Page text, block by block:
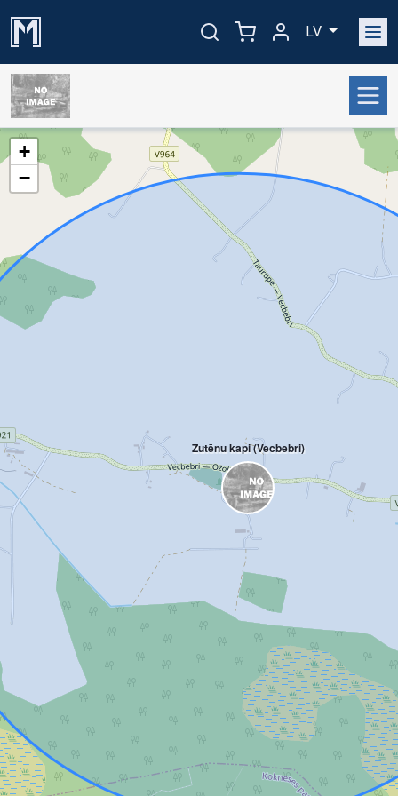
LV
Zutēnu kapi (Vecbebri)
+
−